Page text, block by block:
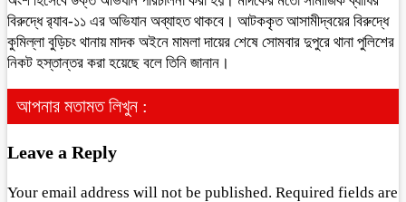
বিরুদ্ধে র‌্যাব-১১ এর অভিযান অব্যাহত থাকবে। আটককৃত আসামীদ্বয়ের বিরুদ্ধে
কুমিল্লা বুড়িচং থানায় মাদক অইনে মামলা দায়ের শেষে সোমবার দুপুরে থানা পুলিশের
নিকট হস্তান্তর করা হয়েছে বলে তিনি জানান।
আপনার মতামত লিখুন :
Leave a Reply
Your email address will not be published. Required fields are